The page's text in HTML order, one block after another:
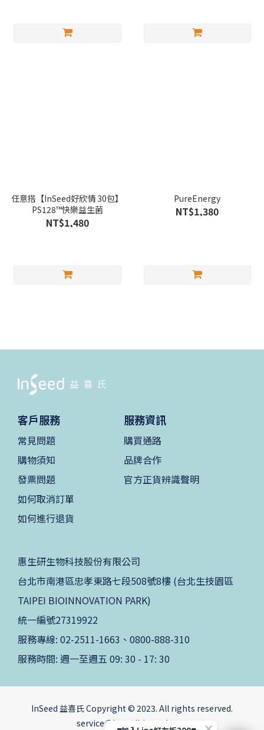
任意搭【InSeed好欣情 30包】
PS128™快樂益生菌
NT$1,480
PureEnergy
NT$1,380
客戶服務
常見問題
購物須知
發票問題
如何取消訂單
如何進行退貨
服務資訊
購買通路
品牌合作
官方正貨辨識聲明
惠生研生物科技股份有限公司
台北市南港區忠孝東路七段508號8樓 (台北生技園區
TAIPEI BIOINNOVATION PARK)
統一編號27319922
服務專線: 02-2511-1663、0800-888-310
服務時間: 週一至週五 09: 30 - 17: 30
InSeed 益喜氏 Copyright © 2023. All rights reserved.
service@benedbiomed.com